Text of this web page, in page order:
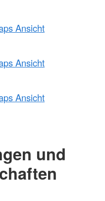
Ansicht
Ansicht
Ansicht
und